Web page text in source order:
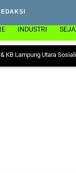
INDUSTRI
Utara Sosialisasikan